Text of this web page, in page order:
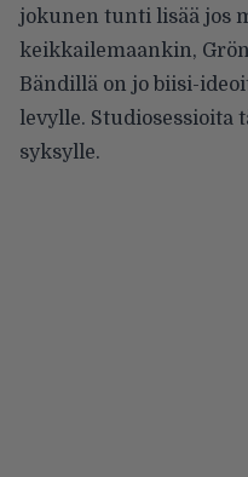
jokunen tunti lisää jos
keikkailemaankin,
Bändillä on jo biisi-
levylle. Studiosessioita
syksylle.